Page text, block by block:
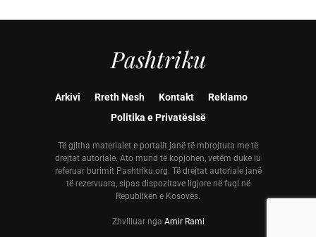
Pashtriku
Arkivi Rreth Nesh Kontakt
Reklamo
Politika e Privatësisë
Të gjitha materialet e portalit janë të mbrojtura me të
drejtat autoriale. Ato mund të kopjohen, vetëm duke iu
referuar burimit Pashtriku.org. Të drejtat autoriale janë
të rezervuara, sipas dispozitave ligjore në fuqi në
Republikën e Kosovës.
Zhvilluar nga Amir Rami